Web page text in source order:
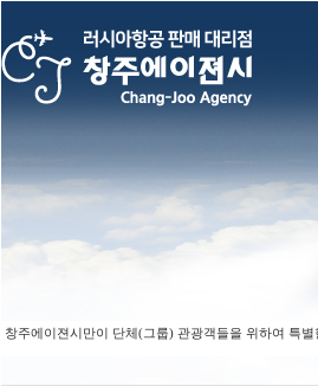
에이젼시만이 단체(그룹) 관광객들을 위하여 특별